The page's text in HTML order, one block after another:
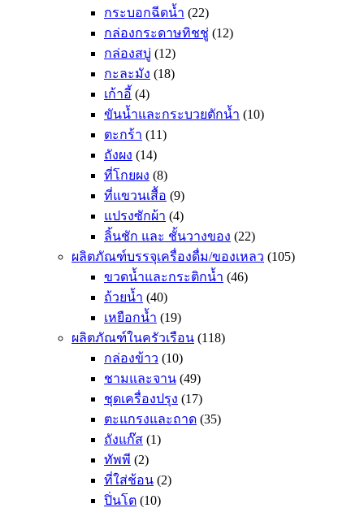
กระบอกฉีดน้ำ (22)
กล่องกระดาษทิชชู่ (12)
กล่องสบู่ (12)
กะละมัง (18)
เก้าอี้ (4)
ขันน้ำและกระบวยตักน้ำ (10)
ตะกร้า (11)
ถังผง (14)
ที่โกยผง (8)
ที่แขวนเสื้อ (9)
แปรงซักผ้า (4)
ลิ้นชัก และ ชั้นวางของ (22)
ผลิตภัณฑ์บรรจุเครื่องดื่ม/ของเหลว (105)
ขวดน้ำและกระติกน้ำ (46)
ถ้วยน้ำ (40)
เหยือกน้ำ (19)
ผลิตภัณฑ์ในครัวเรือน (118)
กล่องข้าว (10)
ชามและจาน (49)
ชุดเครื่องปรุง (17)
ตะแกรงและถาด (35)
ถังแก๊ส (1)
ทัพพี (2)
ที่ใส่ช้อน (2)
ปิ่นโต (10)